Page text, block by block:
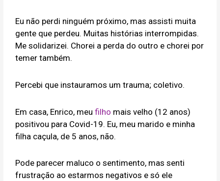
Eu não perdi ninguém próximo, mas assisti muita
gente que perdeu. Muitas histórias interrompidas.
Me solidarizei. Chorei a perda do outro e chorei por
temer também.
Percebi que instauramos um trauma; coletivo.
Em casa, Enrico, meu filho mais velho (12 anos)
positivou para Covid-19. Eu, meu marido e minha
filha caçula, de 5 anos, não.
Pode parecer maluco o sentimento, mas senti
frustração ao estarmos negativos e só ele